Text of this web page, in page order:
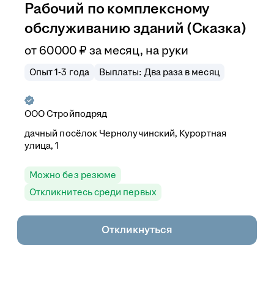
Рабочий по комплексному
обслуживанию зданий (Сказка)
от60 000 ₽ за месяц, на руки
Опыт 1-3 года Выплаты: Два раза в месяц
ООО Стройподряд
дачный посёлок Чернолучинский, Курортная
улица, 1
Можно без резюме
Откликнитесь среди первых
Откликнуться